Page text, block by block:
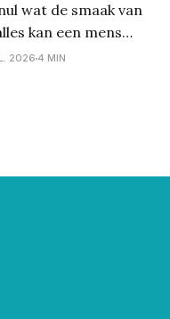
wat de smaak van
kan een mens
zingende merel, de
2026 4 MIN